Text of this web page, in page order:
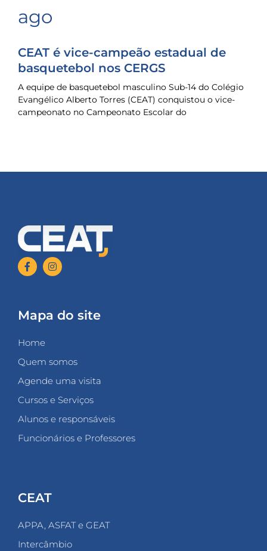
ago
CEAT é vice-campeão estadual de
basquetebol nos CERGS
A equipe de basquetebol masculino Sub-14 do Colégio
Evangélico Alberto Torres (CEAT) conquistou o vice-
campeonato no Campeonato Escolar do
Mapa do site
Home
Quem somos
Agende uma visita
Cursos e Serviços
Alunos e responsáveis
Funcionários e Professores
CEAT
APPA, ASFAT e GEAT
Intercâmbio